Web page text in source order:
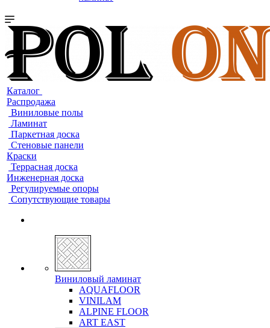
Каталог
Распродажа
Виниловые полы
Ламинат
Паркетная доска
Стеновые панели
Краски
Террасная доска
Инженерная доска
Регулируемые опоры
Сопутствующие товары
Виниловый ламинат
AQUAFLOOR
VINILAM
ALPINE FLOOR
ART EAST